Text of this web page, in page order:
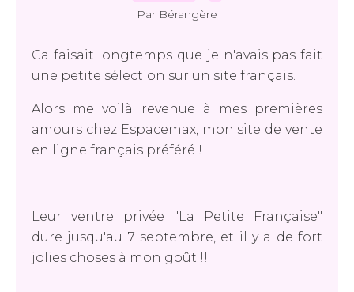
Par Bérangère
Ca faisait longtemps que je n'avais pas fait
une petite sélection sur un site français.
Alors me voilà revenue à mes premières
amours chez Espacemax, mon site de vente
en ligne français préféré !
Leur ventre privée "La Petite Française"
dure jusqu'au 7 septembre, et il y a de fort
jolies choses à mon goût !!